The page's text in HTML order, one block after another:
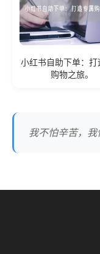
小红书自助下单：打
购物之旅。
我不怕辛苦，我